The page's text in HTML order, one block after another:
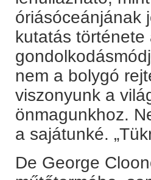
óriásóceánjának
kutatás
nem a bolygó
viszonyunk a
önmagunkhoz.
a sajátunké.
De George